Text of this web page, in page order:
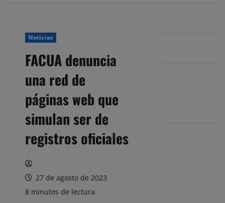
Noticias
FACUA denuncia
una red de
páginas web que
simulan ser de
registros oficiales
27 de agosto de 2023
8 minutos de lectura